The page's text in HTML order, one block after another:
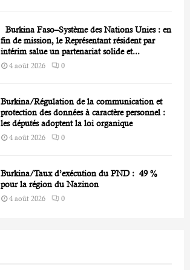
Burkina Faso–Système des Nations Unies : en
fin de mission, le Représentant résident par
intérim salue un partenariat solide et...
4 août 2026 0
Burkina/Régulation de la communication et
protection des données à caractère personnel :
les députés adoptent la loi organique
4 août 2026 0
Burkina/Taux d’exécution du PND : 49 %
pour la région du Nazinon
4 août 2026 0